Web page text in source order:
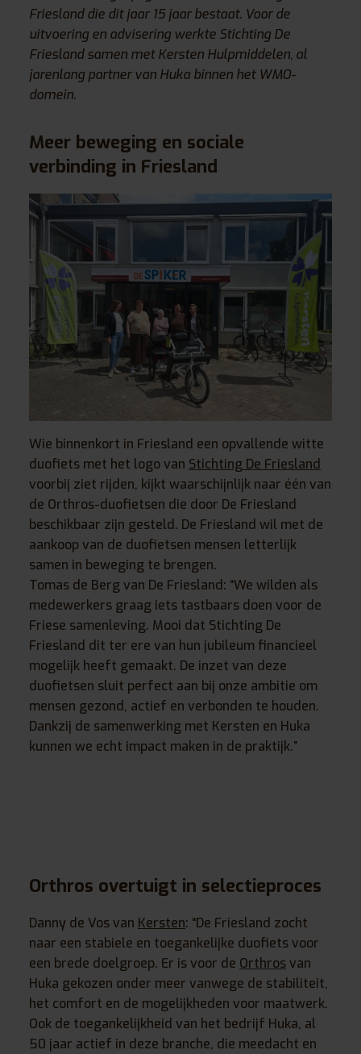
Friesland die dit jaar 15 jaar bestaat. Voor de
uitvoering en advisering werkte Stichting De
Friesland samen met Kersten Hulpmiddelen, al
jarenlang partner van Huka binnen het WMO-
domein.
Meer beweging en sociale
verbinding in Friesland
Wie binnenkort in Friesland een opvallende witte
duofiets met het logo van Stichting De Friesland
voorbij ziet rijden, kijkt waarschijnlijk naar één van
de Orthros-duofietsen die door De Friesland
beschikbaar zijn gesteld. De Friesland wil met de
aankoop van de duofietsen mensen letterlijk
samen in beweging te brengen.
Tomas de Berg van De Friesland: “We wilden als
medewerkers graag iets tastbaars doen voor de
Friese samenleving. Mooi dat Stichting De
Friesland dit ter ere van hun jubileum financieel
mogelijk heeft gemaakt. De inzet van deze
duofietsen sluit perfect aan bij onze ambitie om
mensen gezond, actief en verbonden te houden.
Dankzij de samenwerking met Kersten en Huka
kunnen we echt impact maken in de praktijk.”
Orthros overtuigt in selectieproces
Danny de Vos van Kersten: “De Friesland zocht
naar een stabiele en toegankelijke duofiets voor
een brede doelgroep. Er is voor de Orthrosvan
Huka gekozen onder meer vanwege de stabiliteit,
het comfort en de mogelijkheden voor maatwerk.
Ook de toegankelijkheid van het bedrijf Huka, al
50 jaar actief in deze branche, die meedacht en